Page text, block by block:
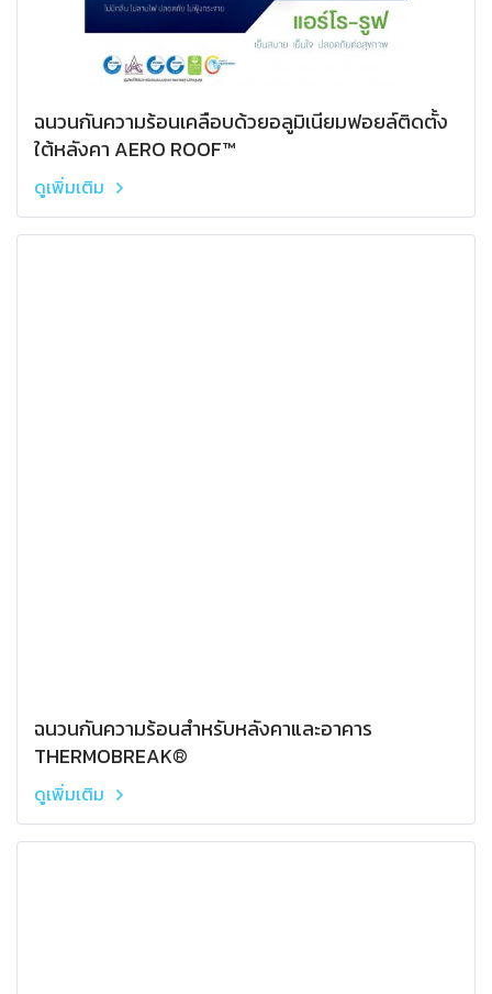
ฉนวนกันความร้อนเคลือบด้วยอลูมิเนียมฟอยล์ติดตั้ง
ใต้หลังคา AERO ROOF™
ดูเพิ่มเติม
ฉนวนกันความร้อนสำหรับหลังคาและอาคาร
THERMOBREAK®
ดูเพิ่มเติม